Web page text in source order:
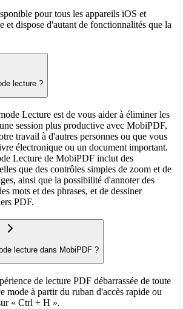
pour tous les appareils iOS et
et dispose d'autant de fonctionnalités que la
lecture ?
Lecture est de vous aider à éliminer les
session plus productive avec MobiPDF,
travail à d'autres personnes ou que vous
électronique ou un document important.
Lecture de MobiPDF inclut des
que des contrôles simples de zoom et de
ainsi que la possibilité d'annoter des
mots et des phrases, et de dessiner
PDF.
lecture dans MobiPDF ?
de lecture PDF débarrassée de toute
mode à partir du ruban d'accès rapide ou
« Ctrl + H ».